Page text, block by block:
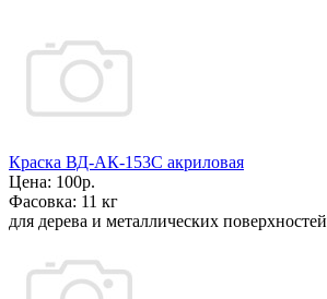
Краска ВД-АК-153С акриловая
Цена: 100р.
Фасовка: 11 кг
для дерева и металлических поверхностей